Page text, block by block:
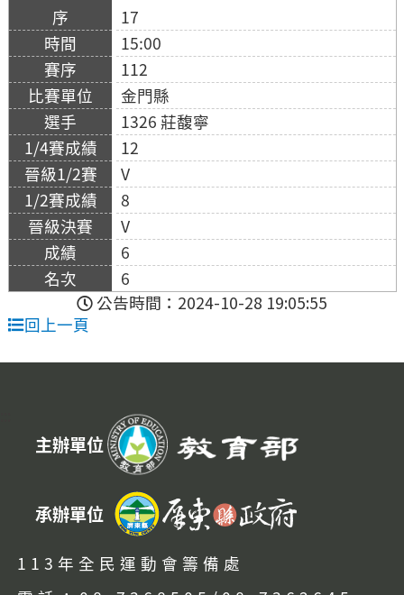
17
15:00
112
金門縣
1326 莊馥寧
12
V
8
V
6
6
公告時間：2024-10-28 19:05:55
回上一頁
主辦單位
承辦單位
113年全民運動會籌備處